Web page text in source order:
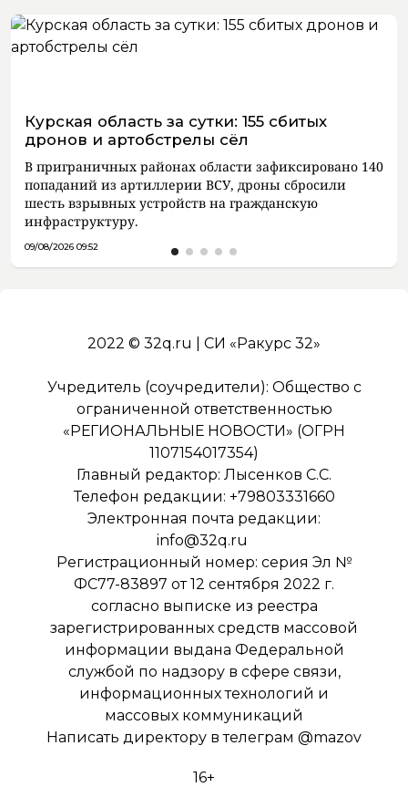
Курская область за сутки: 155 сбитых
дронов и артобстрелы сёл
В приграничных районах области зафиксировано 140
попаданий из артиллерии ВСУ, дроны сбросили
шесть взрывных устройств на гражданскую
инфраструктуру.
09/08/2026 09:52
2022 © 32q.ru | СИ «Ракурс 32»
Учредитель (соучредители): Общество с
ограниченной ответственностью
«РЕГИОНАЛЬНЫЕ НОВОСТИ» (ОГРН
1107154017354)
Главный редактор: Лысенков С.С.
Телефон редакции: +79803331660
Электронная почта редакции:
info@32q.ru
Регистрационный номер: серия Эл №
ФС77-83897 от 12 сентября 2022 г.
согласно выписке из реестра
зарегистрированных средств массовой
информации выдана Федеральной
службой по надзору в сфере связи,
информационных технологий и
массовых коммуникаций
Написать директору в телеграм @mazov
16+